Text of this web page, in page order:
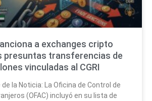
a exchanges cripto
presuntas transferencias de
vinculadas al CGRI
de la Noticia: La Oficina de Control de
(OFAC) incluyó en su lista de